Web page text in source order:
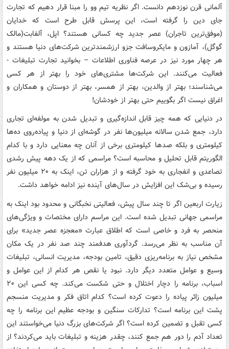
آلمانی قرن نوزدهم دانست. اگر نظریه تیم وو را مبنا قرار دهیم که تجارت
جای دین را گرفته است، این پرسش قابل طرح است که خدایان
(موفق‌ترین تاجران) عصر جدید چه کسانی هستند؟ اپل، آلفابت(مالک
گوگل)، آمازون و مایکروسافت جزو ارزشمندترین شرکت‌های دنیا هستند و
هر چهار مورد نیز در عرصه فناوری اطلاعات – بخوانید تجارت تبلیغات -
فعالیت می‌کنند. این شرکت‌ها مشتری‌های خود را بهتر از هر کسی
می‌شناسند؛ بهتر از والدین، بهتر از همسر، بهتر از دوستان و همکاران و
اغراق نیست اگر بگوییم حتی بهتر از خودشان!
در دنیایی که همه چیز قابل اندازه‌گیری و تبدیل شدن به مولفه‌ای تجاری
دارد، جمع شدن سالانه میلیون‌ها نفر در گوشه‌ای از دنیا و پیاده‌روی ده‌ها
کیلومتری و بلکه صدها کیلومتری برخی از آنان چه معنایی دارد و با کدام
الگوریتم قابل تحلیل و محاسبه است؟ مراسمی که از یک دهه پیش رشدی
تصاعدی و انفجاری به خود گرفته و از هزاران تن، اینک به ۲۰ میلیون نفر
رسیده و بی‌شک این افزایش در سال‌های آینده نیز ادامه خواهد داشت.
زیارت اربعین اگر تا چند سال پیش، فعالیتی نخبگانی و محدود بود اینک به
مراسمی جهانی تبدیل شده است. این مراسم دارای مختصات و ویژگی‌های
منحصر به فرد و خاصی است که اطلاق عبارت «معجزه عصر جدید» برای
آن مناسب به نظر می‌رسد. گردآوری هدفمند چند صد نفر در یک مکان
مشخص نیاز به برنامه‌ریزی دقیق، تامین بودجه، مدیریت انسانی، تبلیغات
وسیع و عوامل متعدد دیگر دارد. نبود یا نقص هر کدام از این عوامل و
اسباب، برنامه را دچار اختلال و حتی شکست می‌کند. چه کسی این ۲۰
میلیون زائر پیاده را دعوت کرده است؟ کدام اتاق فکر و مدیریت منسجم
پشت این برنامه است؟ تدارکات سنگین و بودجه عظیم این برنامه را چه
کسی تقبل و تضمین کرده است؟ اگر شرکت‌های بزرگ دنیا می‌خواستند این
تعداد آدم را دور هم جمع کنند، چقدر هزینه و تبلیغات باید می‌کردند؟ از